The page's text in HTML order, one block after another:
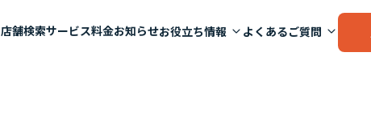
店舗検索サービス料金お知らせお役立ち情報 よくあるご質問